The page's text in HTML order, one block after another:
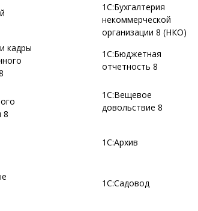
1С:Бухгалтерия
некоммерческой
организации 8 (НКО)
кадры
1С:Бюджетная
отчетность 8
8
1С:Вещевое
довольствие 8
1С:Архив
1С:Садовод